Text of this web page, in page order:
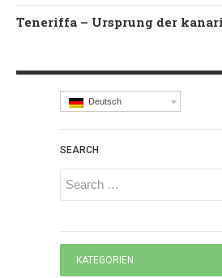
Deutsch
SEARCH
KATEGORIEN